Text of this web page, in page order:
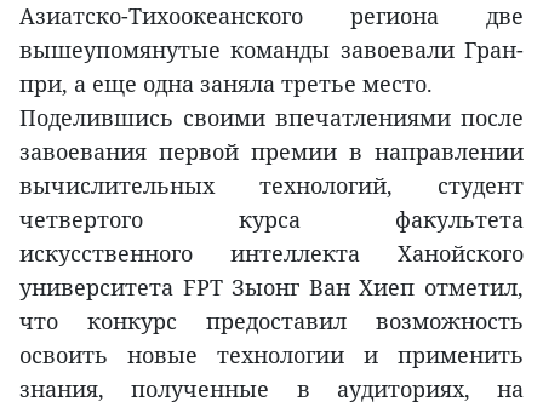
Азиатско-Тихоокеанского региона две
вышеупомянутые команды завоевали Гран-
при, а еще одна заняла третье место.
Поделившись своими впечатлениями после
завоевания первой премии в направлении
вычислительных технологий, студент
четвертого курса факультета
искусственного интеллекта Ханойского
университета FPT Зыонг Ван Хиеп отметил,
что конкурс предоставил возможность
освоить новые технологии и применить
знания, полученные в аудиториях, на